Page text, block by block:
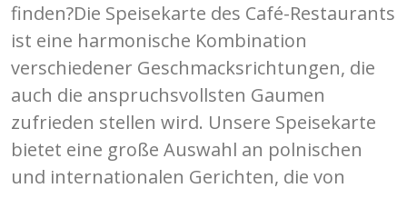
finden?Die Speisekarte des Café-Restaurants
ist eine harmonische Kombination
verschiedener Geschmacksrichtungen, die
auch die anspruchsvollsten Gaumen
zufrieden stellen wird. Unsere Speisekarte
bietet eine große Auswahl an polnischen
und internationalen Gerichten, die von